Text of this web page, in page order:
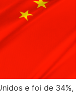
e foi de 34%,